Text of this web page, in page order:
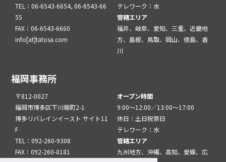
TEL：06-6543-6654, 06-6543-66
55
FAX：06-6543-6660
info[at]tatosa.com
テレワーク：水
管轄エリア
福井、岐阜、愛知、三重、近畿地
方、島根、鳥取、岡山、徳島、香
川
福岡事務所
〒812-0027
福岡市博多区下川端町2-1
博多リバレインイースト サイト11
F
TEL：092-260-9308
FAX：092-260-8181
オープン時間
9:00～12:00／13:00～17:00
休日：土日祝祭日
テレワーク：水
管轄エリア
九州地方、沖縄、高知、愛媛、広